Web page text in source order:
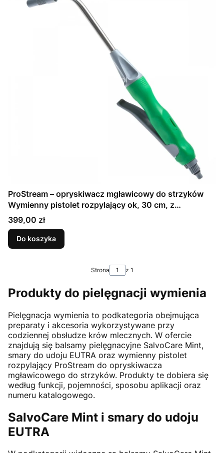
ProStream – opryskiwacz mgławicowy do strzyków
Wymienny pistolet rozpylający ok, 30 cm, z
uchwytem (73150822000)
Cena
399,00 zł
Do koszyka
Strona z 1
Produkty do pielęgnacji wymienia
Pielęgnacja wymienia to podkategoria obejmująca
preparaty i akcesoria wykorzystywane przy
codziennej obsłudze krów mlecznych. W ofercie
znajdują się balsamy pielęgnacyjne SalvoCare Mint,
smary do udoju EUTRA oraz wymienny pistolet
rozpylający ProStream do opryskiwacza
mgławicowego do strzyków. Produkty te dobiera się
według funkcji, pojemności, sposobu aplikacji oraz
numeru katalogowego.
SalvoCare Mint i smary do udoju
EUTRA